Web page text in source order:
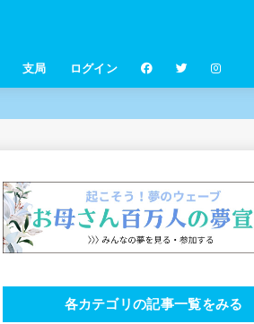
支局 ログイン
各カテゴリの記事一覧をみる